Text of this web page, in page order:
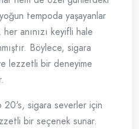
tempoda yaşayanlar
anınızı keyifli hale
Böylece, sigara
lezzetli bir deneyime
20's, sigara severler için
bir seçenek sunar.